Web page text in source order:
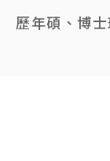
歷年碩、博